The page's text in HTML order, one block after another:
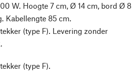
W. Hoogte 7 cm, Ø 14 cm, bord Ø 8
Kabellengte 85 cm.
(type F). Levering zonder
(type F).